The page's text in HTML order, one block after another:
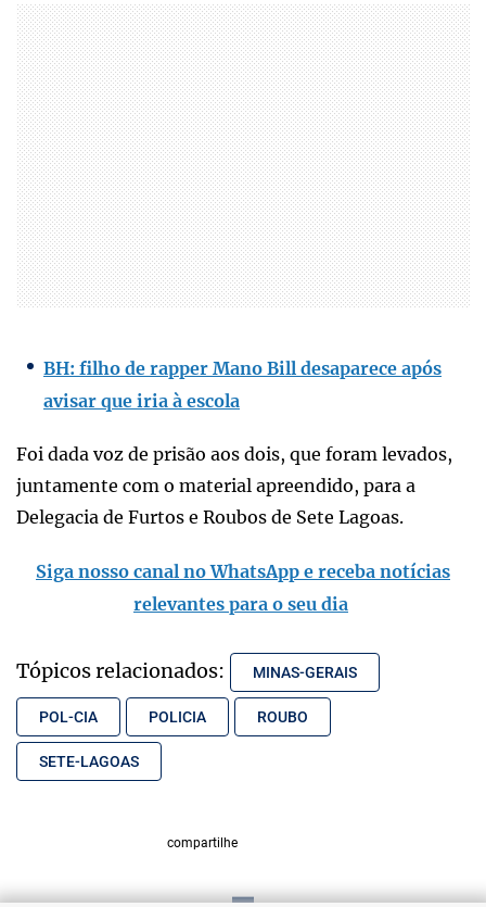
BH: filho de rapper Mano Bill desaparece após
avisar que iria à escola
Foi dada voz de prisão aos dois, que foram levados,
juntamente com o material apreendido, para a
Delegacia de Furtos e Roubos de Sete Lagoas.
Siga nosso canal no WhatsApp e receba notícias
relevantes para o seu dia
Tópicos relacionados: MINAS-GERAIS
POL-CIA POLICIA ROUBO
SETE-LAGOAS
compartilhe